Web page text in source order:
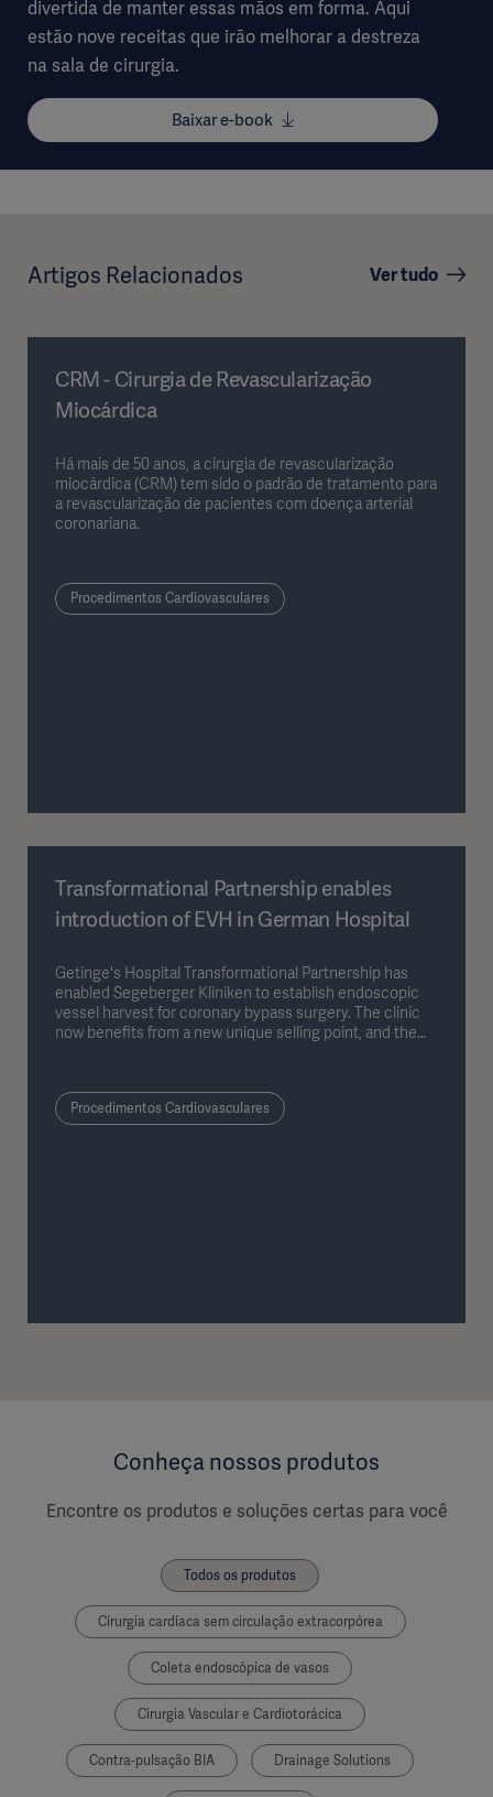
divertida de manter essas mãos em forma. Aqui
estão nove receitas que irão melhorar a destreza
na sala de cirurgia. ​
Baixar e-book
Artigos Relacionados Ver tudo
CRM - Cirurgia de Revascularização
Miocárdica
Há mais de 50 anos, a cirurgia de revascularização
miocárdica (CRM) tem sido o padrão de tratamento para
a revascularização de pacientes com doença arterial
coronariana.
Procedimentos Cardiovasculares
Transformational Partnership enables
introduction of EVH in German Hospital
Getinge's Hospital Transformational Partnership has
enabled Segeberger Kliniken to establish endoscopic
vessel harvest for coronary bypass surgery. The clinic
now benefits from a new unique selling point, and the
Procedimentos Cardiovasculares
Conheça nossos produtos
Encontre os produtos e soluções certas para você
Todos os produtos
Cirurgia cardíaca sem circulação extracorpórea
Coleta endoscópica de vasos
Cirurgia Vascular e Cardiotorácica
Contra-pulsação BIA Drainage Solutions